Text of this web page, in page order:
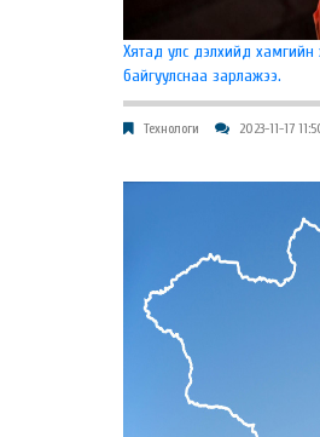
Хятад улс дэлхийд хамгийн
байгуулснаа зарлажээ.
Технологи 2023-11-17